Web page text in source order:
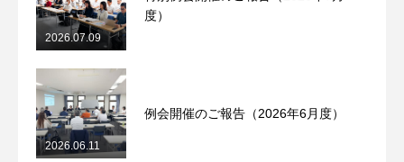
度）
2026.07.09
例会開催のご報告（2026年6月度）
2026.06.11